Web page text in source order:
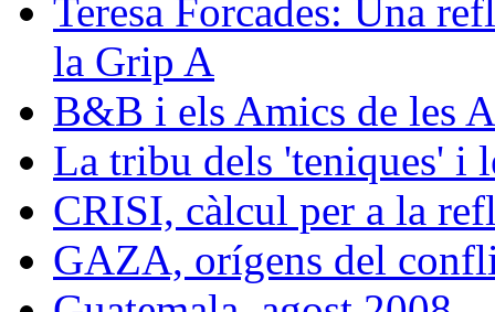
Teresa Forcades: Una
la Grip A
B&B i els Amics de les
La tribu dels 'teniques' i
CRISI, càlcul per a la
GAZA, orígens del